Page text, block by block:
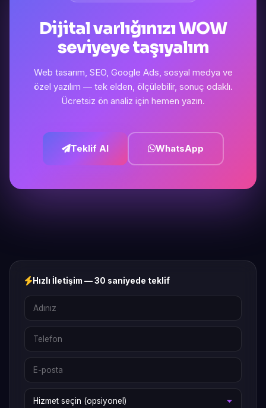
Dijital varlığınızı WOW
seviyeye taşıyalım
Web tasarım, SEO, Google Ads, sosyal medya ve
özel yazılım — tek elden, ölçülebilir, sonuç odaklı.
Ücretsiz ön analiz için hemen yazın.
Teklif Al WhatsApp
Hızlı İletişim — 30 saniyede teklif